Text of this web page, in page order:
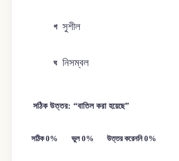
গ সুশীল
ঘ নিসম্বল
সঠিক উত্তর: “বাতিল করা হয়েছে”
সঠিক 0% ভুল 0% উত্তর করেননি 0%